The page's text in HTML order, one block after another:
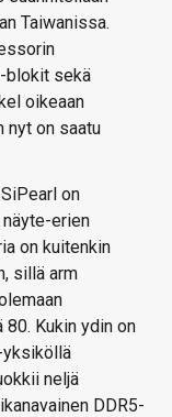
Taiwanissa.
blokit sekä
oikeaan
nyt on saatu
on
erien
on kuitenkin
sillä arm
80. Kukin ydin on
yksiköllä
neljä
DDR5-